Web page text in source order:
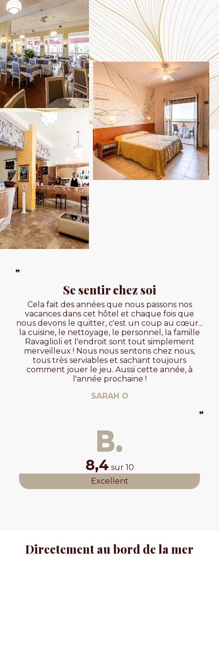
"
Se sentir chez soi
Cela fait des années que nous passons nos
vacances dans cet hôtel et chaque fois que
nous devons le quitter, c'est un coup au cœur...
la cuisine, le nettoyage, le personnel, la famille
Ravaglioli et l'endroit sont tout simplement
merveilleux ! Nous nous sentons chez nous,
tous très serviables et sachant toujours
comment jouer le jeu. Aussi cette année, à
l'année prochaine !
SARAH O
"
8,4 sur 10
Excellent
Directement au bord de la mer